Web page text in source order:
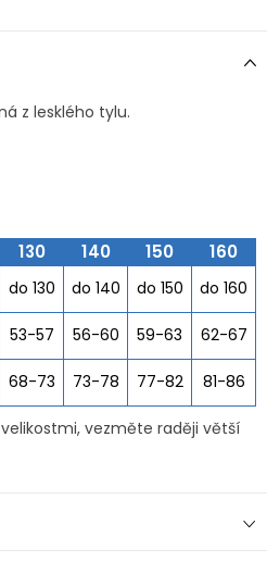
z lesklého tylu.
130 140 150 160
do 130 do 140 do 150
do 160
53-57 56-60 59-63
62-67
68-73 73-78 77-82 81-86
vezměte raději větší